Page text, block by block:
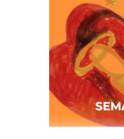
AGENDA
MULTIMÉDIA
SENTIR
CONTACTOS